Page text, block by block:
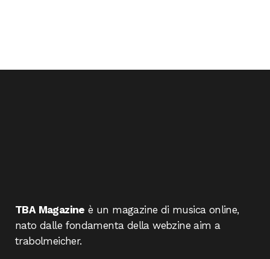
TBA Magazine è un magazine di musica online,
nato dalle fondamenta della webzine aim a
trabolmeicher.